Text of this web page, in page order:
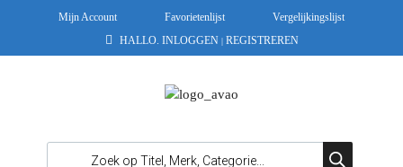
Mijn Account Favorietenlijst
Vergelijkingslijst
HALLO. INLOGGEN | REGISTREREN